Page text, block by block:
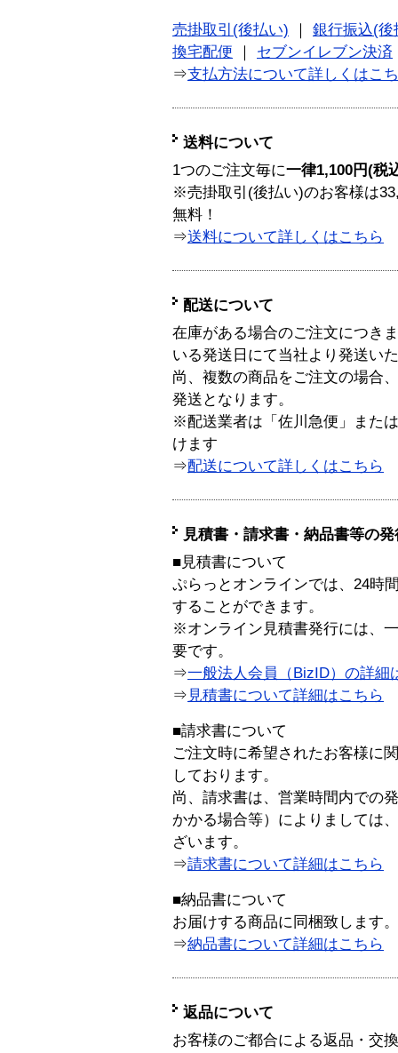
売掛取引(後払い)
銀行振込(後
換宅配便
セブンイレブン決済
⇒支払方法について詳しくはこ
送料について
1つのご注文毎に一律1,100円(税
※売掛取引(後払い)のお客様は
無料！
⇒送料について詳しくはこちら
配送について
在庫がある場合のご注文につき
いる発送日にて当社より発送い
尚、複数の商品をご注文の場合
発送となります。
※配送業者は「佐川急便」また
けます
⇒配送について詳しくはこちら
見積書・請求書・納品書等の
■見積書について
ぷらっとオンラインでは、24時
することができます。
※オンライン見積書発行には、
要です。
⇒一般法人会員（BizID）の詳細
⇒ 見積書について詳細はこちら
■請求書について
ご注文時に希望されたお客様に
しております。
尚、請求書は、営業時間内での
かかる場合等）によりましては
ざいます。
⇒請求書について詳細はこちら
■納品書について
お届けする商品に同梱致します。
⇒納品書について詳細はこちら
返品について
お客様のご都合による返品・交